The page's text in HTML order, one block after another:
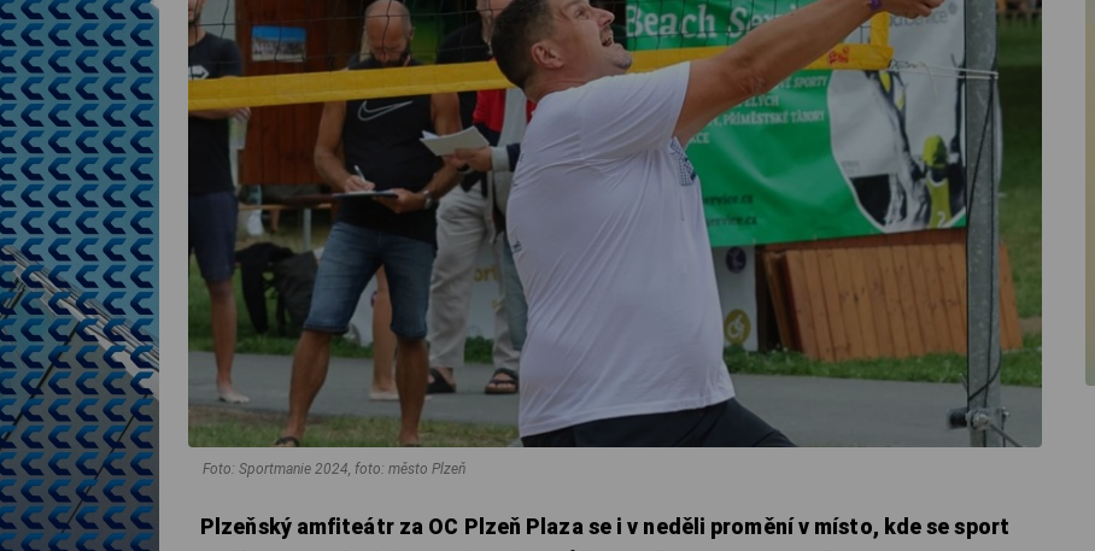
Foto: Sportmanie 2024, foto: město Plzeň
Plzeňský amfiteátr za OC Plzeň Plaza se i v neděli promění v místo, kde se sport